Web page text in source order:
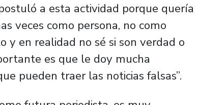
a esta actividad porque quería
veces como persona, no como
y en realidad no sé si son verdad o
es que le doy mucha
pueden traer las noticias falsas”.